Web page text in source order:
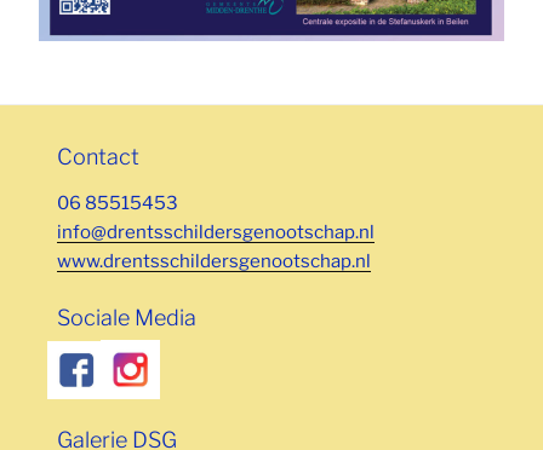
Contact
06 85515453
info@drentsschildersgenootschap.nl
www.drentsschildersgenootschap.nl
Sociale Media
Galerie DSG